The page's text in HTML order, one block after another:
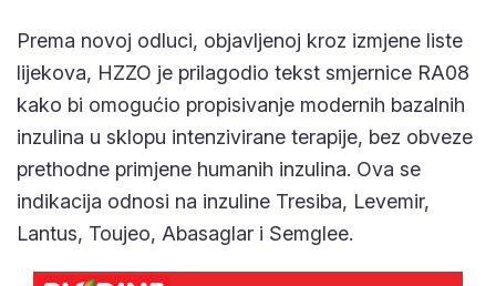
Prema novoj odluci, objavljenoj kroz izmjene liste
lijekova, HZZO je prilagodio tekst smjernice RA08
kako bi omogućio propisivanje modernih bazalnih
inzulina u sklopu intenzivirane terapije, bez obveze
prethodne primjene humanih inzulina. Ova se
indikacija odnosi na inzuline Tresiba, Levemir,
Lantus, Toujeo, Abasaglar i Semglee.